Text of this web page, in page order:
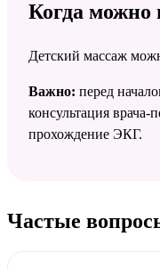
Когда можно
Детский массаж
Важно: перед
консультация врача-
прохождение ЭКГ.
Частые